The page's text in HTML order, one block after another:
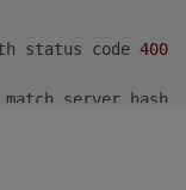
status code 400
server hash.